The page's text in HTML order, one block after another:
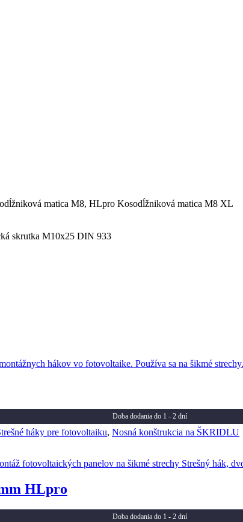
matica M8, HLpro Kosodĺžniková matica M8 XL
skrutka M10x25 DIN 933
Doba dodania do 1 - 2 dní
háky pre fotovoltaiku, Nosná konštrukcia na ŠKRIDLU
HLpro
Doba dodania do 1 - 2 dní